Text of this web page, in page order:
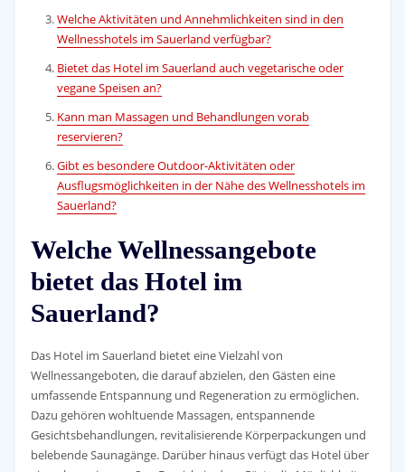
Welche Aktivitäten und Annehmlichkeiten sind in den
Wellnesshotels im Sauerland verfügbar?
Bietet das Hotel im Sauerland auch vegetarische oder
vegane Speisen an?
Kann man Massagen und Behandlungen vorab
reservieren?
Gibt es besondere Outdoor-Aktivitäten oder
Ausflugsmöglichkeiten in der Nähe des Wellnesshotels im
Sauerland?
Welche Wellnessangebote
bietet das Hotel im
Sauerland?
Das Hotel im Sauerland bietet eine Vielzahl von
Wellnessangeboten, die darauf abzielen, den Gästen eine
umfassende Entspannung und Regeneration zu ermöglichen.
Dazu gehören wohltuende Massagen, entspannende
Gesichtsbehandlungen, revitalisierende Körperpackungen und
belebende Saunagänge. Darüber hinaus verfügt das Hotel über